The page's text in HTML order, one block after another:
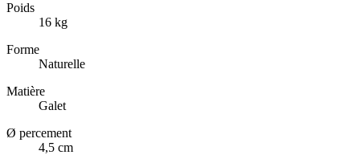
Poids
16 kg
Forme
Naturelle
Matière
Galet
Ø percement
4,5 cm